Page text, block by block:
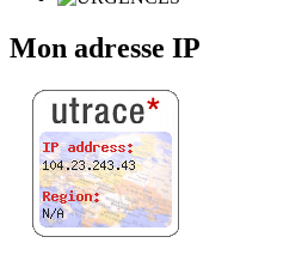
Mon adresse IP